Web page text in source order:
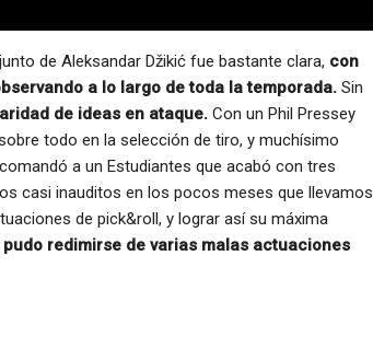
de Aleksandar Džikić fue bastante clara, con
a lo largo de toda la temporada. Sin
de ideas en ataque. Con un Phil Pressey
todo en la selección de tiro, y muchísimo
a un Estudiantes que acabó con tres
casi inauditos en los pocos meses que llevamos
de pick&roll, y lograr así su máxima
pudo redimirse de varias malas actuaciones